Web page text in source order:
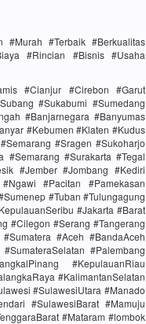
#Murah #Terbaik #Berkualitas
#Rincian #Bisnis #Usaha
#Cianjur #Cirebon #Garut
#Sukabumi #Sumedang
#Banjarnegara #Banyumas
#Kebumen #Klaten #Kudus
#Sragen #Sukoharjo
#Semarang #Surakarta #Tegal
#Jember #Jombang #Kediri
#Pacitan #Pamekasan
#Tuban #Tulungagung
#Jakarta #Barat
#Cilegon #Serang #Tangerang
#Aceh #BandaAceh
#Palembang
#KepulauanRiau
#KalimantanSelatan
#SulawesiUtara #Manado
#SulawesiBarat #Mamuju
#Mataram #lombok